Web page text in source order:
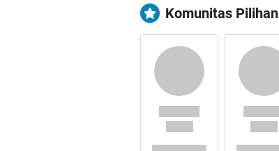
Komunitas Pilihan